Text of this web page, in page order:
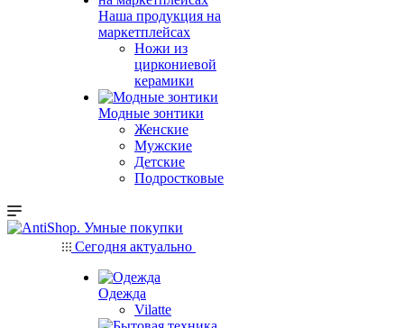
Наша продукция на
маркетплейсах
Ножи из
циркониевой
керамики
Модные зонтики
Женские
Мужские
Детские
Подростковые
Сегодня актуально
Одежда
Vilatte